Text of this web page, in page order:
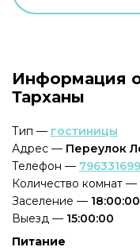
Информация
Тарханы
Тип — гостиницы
Адрес — Переулок
Телефон —
Количество комнат —
Заселение — 18:00:00
Выезд — 15:00:00
Питание